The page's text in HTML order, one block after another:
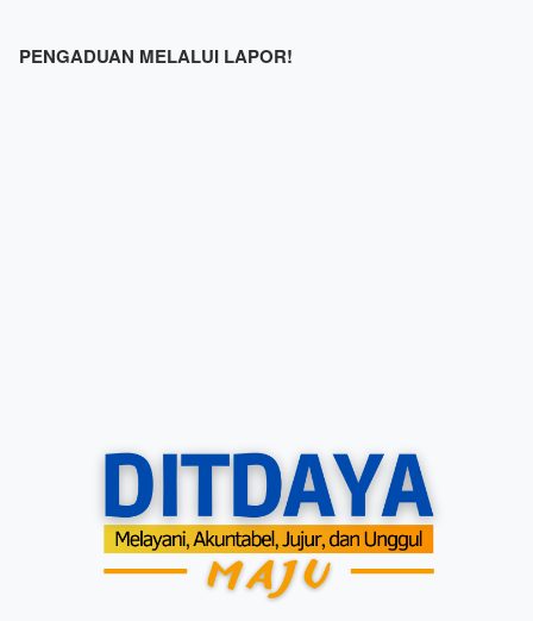
PENGADUAN MELALUI LAPOR!